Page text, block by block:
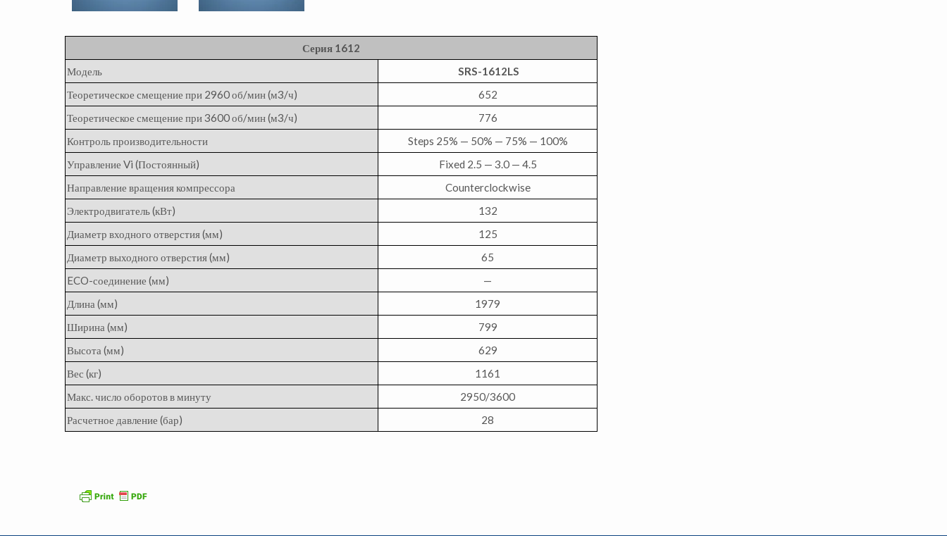
Серия 1612
Модель
SRS-1612LS
Теоретическое смещение при 2960 об/мин (м3/ч)
652
Теоретическое смещение при 3600 об/мин (м3/ч)
776
Контроль производительности
Steps 25% — 50% — 75% — 100%
Управление Vi (Постоянный)
Fixed 2.5 — 3.0 — 4.5
Направление вращения компрессора
Counterclockwise
Электродвигатель (кВт)
132
Диаметр входного отверстия (мм)
125
Диаметр выходного отверстия (мм)
65
ECO-соединение (мм)
—
Длина (мм)
1979
Ширина (мм)
799
Высота (мм)
629
Вес (кг)
1161
Макс. число оборотов в минуту
2950/3600
Расчетное давление (бар)
28